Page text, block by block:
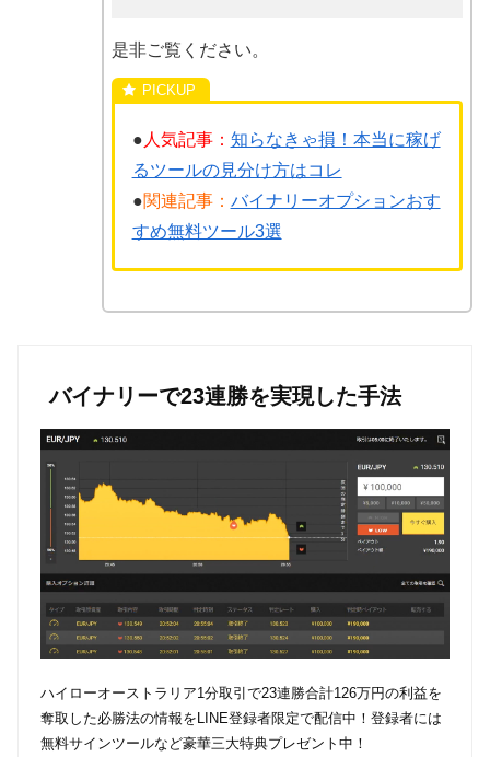
是非ご覧ください。
● 人気記事： 知らなきゃ損！本当に稼げ
るツールの見分け方はコレ
●関連記事： バイナリーオプションおす
すめ無料ツール3選
バイナリーで23連勝を実現した手法
ハイローオーストラリア1分取引で23連勝合計126万円の利益を
奪取した必勝法の情報をLINE登録者限定で配信中！登録者には
無料サインツールなど豪華三大特典プレゼント中！